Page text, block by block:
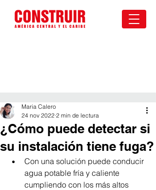
¿Cómo puede detectar si
su instalación tiene fuga?
Maria Calero
24 nov 2022 2 min de lectura
Con una solución puede conducir
agua potable fría y caliente
cumpliendo con los más altos